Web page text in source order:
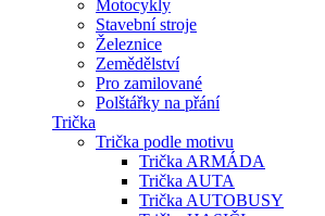
Motocykly
Stavební stroje
Železnice
Zemědělství
Pro zamilované
Polštářky na přání
Trička
Trička podle motivu
Trička ARMÁDA
Trička AUTA
Trička AUTOBUSY